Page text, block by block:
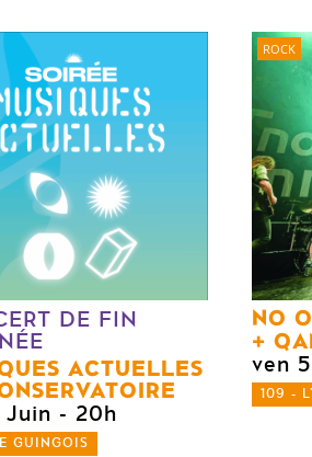
DE FIN
ACTUELLES
Juin - 20h
GUINGOIS
ROCK
NO
ven
109 -